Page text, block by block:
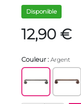
Disponible
12,90 €
Couleur : Argent